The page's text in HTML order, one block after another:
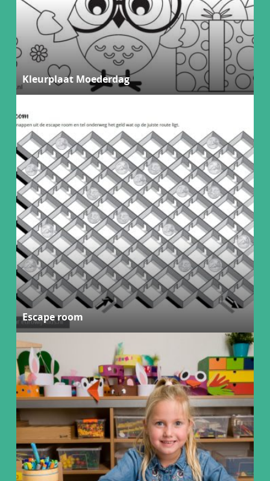
Kleurplaat Moederdag
Escape room